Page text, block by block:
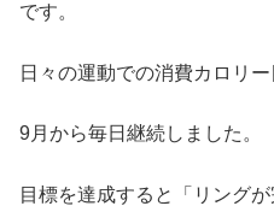
です。
日々の運動での消費カロリ
9月から毎日継続しました。
目標を達成すると「リング